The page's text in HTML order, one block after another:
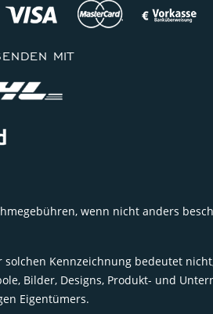
MIT
wenn nicht anders
Kennzeichnung bedeutet
Bilder, Designs, Produkt- und
Eigentümers.